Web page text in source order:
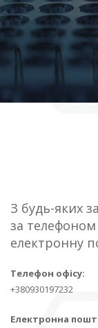
З будь-яких
за
електронну
Телефон офісу:
+380930197232
Електронна